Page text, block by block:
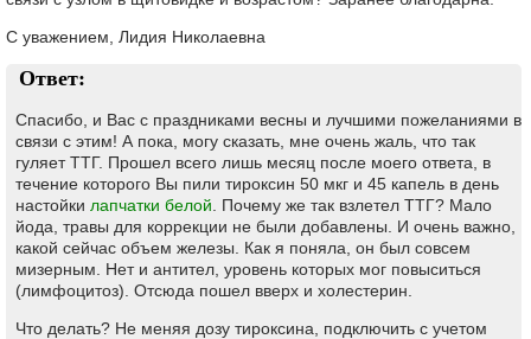
С уважением, Лидия Николаевна
Ответ:
Спасибо, и Вас с праздниками весны и лучшими пожеланиями в
связи с этим! А пока, могу сказать, мне очень жаль, что так
гуляет ТТГ. Прошел всего лишь месяц после моего ответа, в
течение которого Вы пили тироксин 50 мкг и 45 капель в день
настойки лапчатки белой . Почему же так взлетел ТТГ? Мало
йода, травы для коррекции не были добавлены. И очень важно,
какой сейчас объем железы. Как я поняла, он был совсем
мизерным. Нет и антител, уровень которых мог повыситься
(лимфоцитоз). Отсюда пошел вверх и холестерин.
Что делать? Не меняя дозу тироксина, подключить с учетом